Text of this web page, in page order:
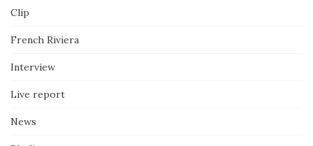
Clip
French Riviera
Interview
Live report
News